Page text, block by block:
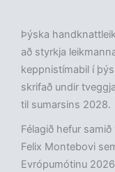
Þýska
að styrkja
keppnistímabil í
skrifað undir
til sumarsins 2028.
Félagið hefur
Felix Montebovi
Evrópumótinu